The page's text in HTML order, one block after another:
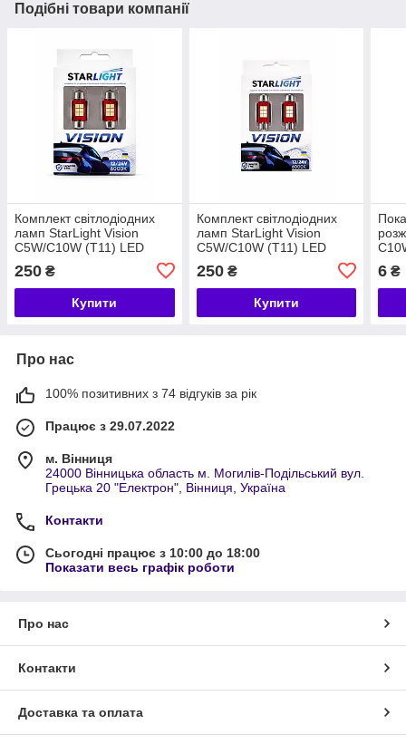
Подібні товари компанії
Комплект світлодіодних
ламп StarLight Vision
C5W/C10W (T11) LED
6000 K 31 mm 12/24V
250 ₴
Купити
Комплект світлодіодних
ламп StarLight Vision
C5W/C10W (T11) LED
6000 K 41 mm 12/24V
250₴
Купити
6 ₴
Про нас
100% позитивних з 74 відгуків за рік
Працює з 29.07.2022
м. Вінниця
24000 Вінницька область м. Могилів-Подільський вул.
Грецька 20 "Електрон", Вінниця, Україна
Контакти
Сьогодні працює з 10:00 до 18:00
Показати весь графік роботи
Про нас
Контакти
Доставка та оплата